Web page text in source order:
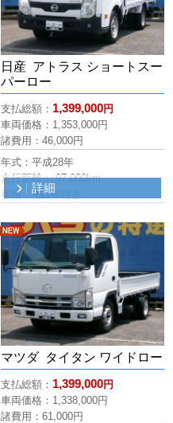
日産 アトラス ショートスー
パーロー
支払総額： 1,399,000円
車両価格： 1,353,000円
諸費用：46,000円
年式：平成28年
走行距離： 97,000km
車検： 検1年付き
詳細
新着
マツダ タイタン ワイドロー
支払総額： 1,399,000円
車両価格： 1,338,000円
諸費用：61,000円